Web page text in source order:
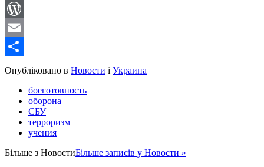
LinkedIn
WordPress
Email
Share
Опубліковано в Новости і Украина
боеготовность
оборона
СБУ
терроризм
учения
Більше з НовостиБільше записів у Новости »